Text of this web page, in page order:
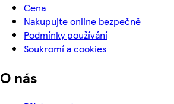
Cena
Nakupujte online bezpečně
Podmínky používání
Soukromí a cookies
O nás